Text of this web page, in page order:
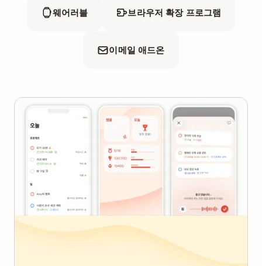
웨어러블 브라우저 확장 프로그램
이메일 애드온